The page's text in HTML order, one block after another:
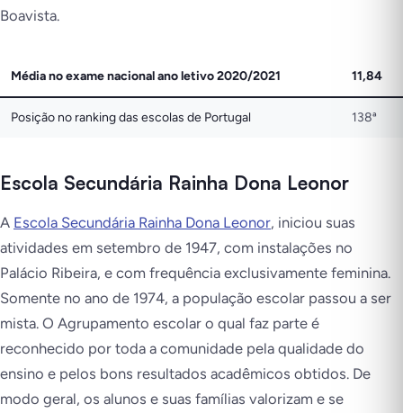
Boavista.
Média no exame nacional ano letivo 2020/2021 11,84
Posição no ranking das escolas de Portugal 138ª
Escola Secundária Rainha Dona Leonor
A Escola Secundária Rainha Dona Leonor, iniciou suas
atividades em setembro de 1947, com instalações no
Palácio Ribeira, e com frequência exclusivamente feminina.
Somente no ano de 1974, a população escolar passou a ser
mista. O Agrupamento escolar o qual faz parte é
reconhecido por toda a comunidade pela qualidade do
ensino e pelos bons resultados acadêmicos obtidos. De
modo geral, os alunos e suas famílias valorizam e se